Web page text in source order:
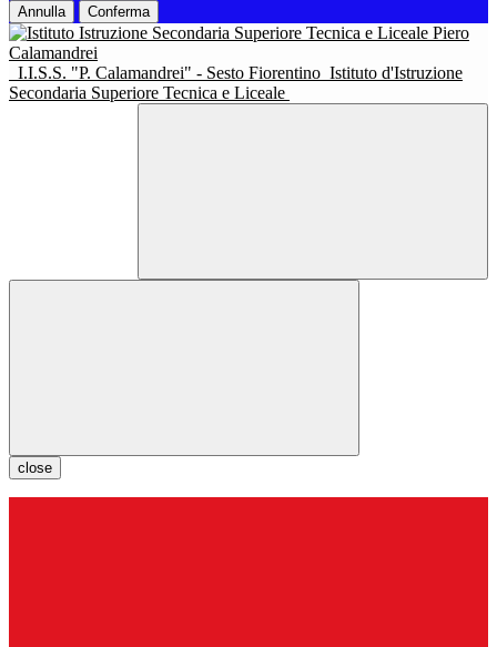
Annulla Conferma
I.I.S.S. "P. Calamandrei" - Sesto Fiorentino Istituto d'Istruzione
Secondaria Superiore Tecnica e Liceale
close